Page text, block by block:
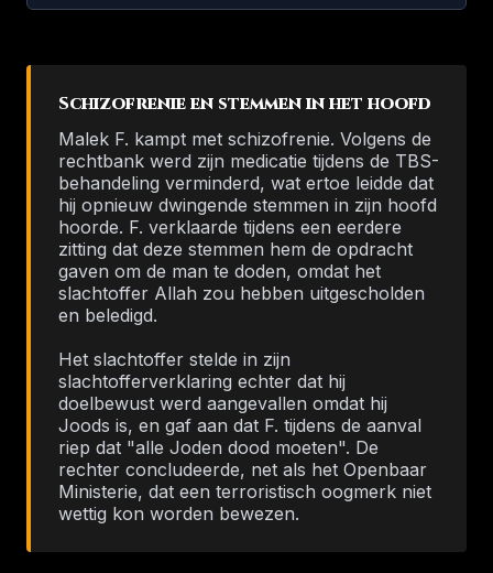
Schizofrenie en stemmen in het hoofd
Malek F. kampt met schizofrenie. Volgens de
rechtbank werd zijn medicatie tijdens de TBS-
behandeling verminderd, wat ertoe leidde dat
hij opnieuw dwingende stemmen in zijn hoofd
hoorde. F. verklaarde tijdens een eerdere
zitting dat deze stemmen hem de opdracht
gaven om de man te doden, omdat het
slachtoffer Allah zou hebben uitgescholden
en beledigd.
Het slachtoffer stelde in zijn
slachtofferverklaring echter dat hij
doelbewust werd aangevallen omdat hij
Joods is, en gaf aan dat F. tijdens de aanval
riep dat "alle Joden dood moeten". De
rechter concludeerde, net als het Openbaar
Ministerie, dat een terroristisch oogmerk niet
wettig kon worden bewezen.